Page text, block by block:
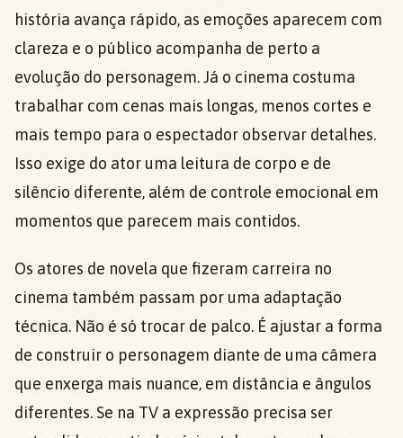
história avança rápido, as emoções aparecem com
clareza e o público acompanha de perto a
evolução do personagem. Já o cinema costuma
trabalhar com cenas mais longas, menos cortes e
mais tempo para o espectador observar detalhes.
Isso exige do ator uma leitura de corpo e de
silêncio diferente, além de controle emocional em
momentos que parecem mais contidos.
Os atores de novela que fizeram carreira no
cinema também passam por uma adaptação
técnica. Não é só trocar de palco. É ajustar a forma
de construir o personagem diante de uma câmera
que enxerga mais nuance, em distância e ângulos
diferentes. Se na TV a expressão precisa ser